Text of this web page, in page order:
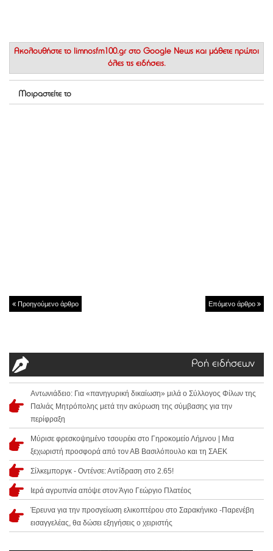
Ακολουθήστε το limnosfm100.gr στο Google News και μάθετε πρώτοι
όλες τις ειδήσεις.
Μοιραστείτε το
Προηγούμενο άρθρο Επόμενο άρθρο
Ροή ειδήσεων
Αντωνιάδειο: Για «πανηγυρική δικαίωση» μιλά ο Σύλλογος Φίλων της
Παλιάς Μητρόπολης μετά την ακύρωση της σύμβασης για την
περίφραξη
Μύρισε φρεσκοψημένο τσουρέκι στο Γηροκομείο Λήμνου | Μια
ξεχωριστή προσφορά από τον ΑΒ Βασιλόπουλο και τη ΣΑΕΚ
Σίλκεμποργκ - Οντένσε: Αντίδραση στο 2.65!
Ιερά αγρυπνία απόψε στον Άγιο Γεώργιο Πλατέος
Έρευνα για την προσγείωση ελικοπτέρου στο Σαρακήνικο -Παρενέβη
εισαγγελέας, θα δώσει εξηγήσεις ο χειριστής